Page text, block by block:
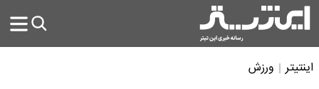
اینتیتر ورزش